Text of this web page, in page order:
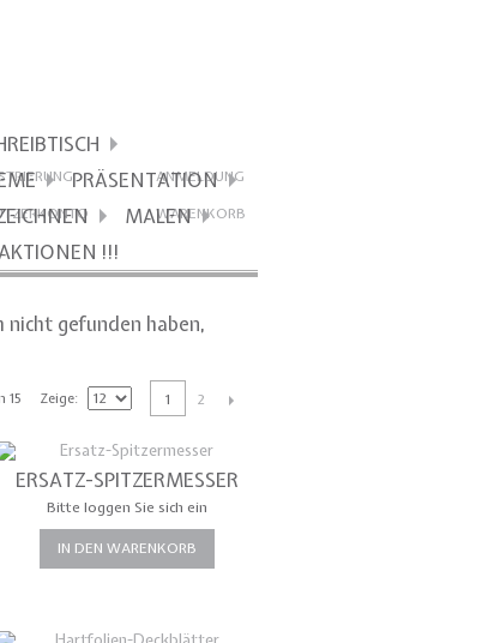
ANMELDUNG
WARENKORB
PRÄSENTATION
MALEN
!!!
nicht gefunden haben,
15 Zeige 1 2
ERSATZ-SPITZERMESSER
Bitte loggen Sie sich ein
IN DEN WARENKORB